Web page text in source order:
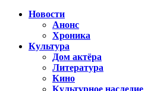
Новости
Анонс
Хроника
Культура
Дом актёра
Литература
Кино